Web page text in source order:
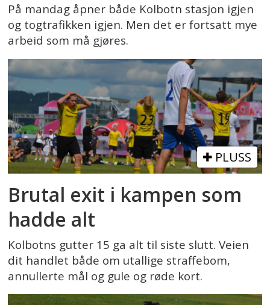
På mandag åpner både Kolbotn stasjon igjen
og togtrafikken igjen. Men det er fortsatt mye
arbeid som må gjøres.
PLUSS
Brutal exit i kampen som
hadde alt
Kolbotns gutter 15 ga alt til siste slutt. Veien
dit handlet både om utallige straffebom,
annullerte mål og gule og røde kort.